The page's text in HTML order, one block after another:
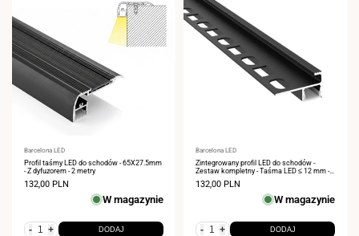
Dostawca:
Barcelona LED
Profil taśmy LED do schodów - 65X27.5mm
- Z dyfuzorem - 2 metry
Cena
132,00 PLN
W magazynie
- + DODAJ
Dostawca:
Barcelona LED
Zintegrowany profil LED do schodów -
Zestaw kompletny - Taśma LED ≤ 12 mm - 2
Cena
132,00 PLN
W magazynie
- + DODAJ